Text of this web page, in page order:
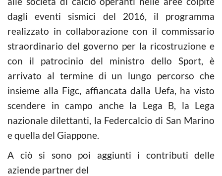
dagli eventi sismici del 2016, il programma
realizzato in collaborazione con il commissario
straordinario del governo per la ricostruzione e
con il patrocinio del ministro dello Sport, è
arrivato al termine di un lungo percorso che
insieme alla Figc, affiancata dalla Uefa, ha visto
scendere in campo anche la Lega B, la Lega
nazionale dilettanti, la Federcalcio di San Marino
e quella del Giappone.
A ciò si sono poi aggiunti i contributi delle
aziende partner del